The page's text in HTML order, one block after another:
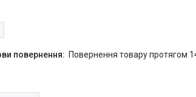
повернення товару протягом